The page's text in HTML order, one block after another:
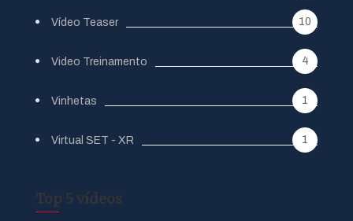
Vídeo Teaser 10
Video Treinamento 4
Vinhetas 1
Virtual SET - XR 1
Top 5 vídeos